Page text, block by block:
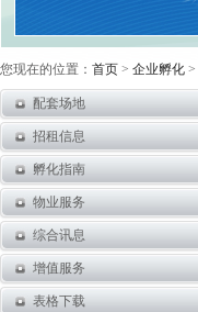
您现在的位置： 首页 > 企业孵化 >
配套场地
招租信息
孵化指南
物业服务
综合讯息
增值服务
表格下载